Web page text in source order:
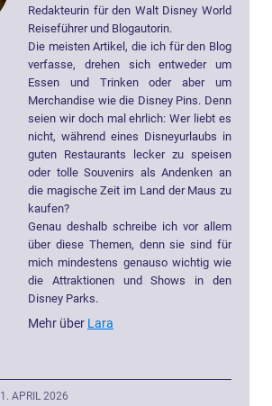
Redakteurin für den Walt Disney World
Reiseführer und Blogautorin.
Die meisten Artikel, die ich für den Blog
verfasse, drehen sich entweder um
Essen und Trinken oder aber um
Merchandise wie die Disney Pins. Denn
seien wir doch mal ehrlich: Wer liebt es
nicht, während eines Disneyurlaubs in
guten Restaurants lecker zu speisen
oder tolle Souvenirs als Andenken an
die magische Zeit im Land der Maus zu
kaufen?
Genau deshalb schreibe ich vor allem
über diese Themen, denn sie sind für
mich mindestens genauso wichtig wie
die Attraktionen und Shows in den
Disney Parks.
Mehr über Lara
APRIL 2026